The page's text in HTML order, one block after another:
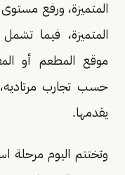
المتميزة، ورفع
المتميزة، فيما تشمل
موقع المطعم أو
حسب تجارب
يقدمها.
وتختتم اليوم مرحلة